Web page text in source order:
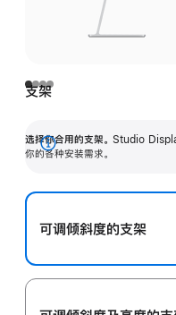
支架
选择你合用的支架。 Studio
你的各种安装需求。
展
可调倾斜度的支架